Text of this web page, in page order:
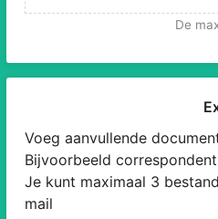
De
Voeg aanvullende
Bijvoorbeeld
Je kunt maximaal 3
mail